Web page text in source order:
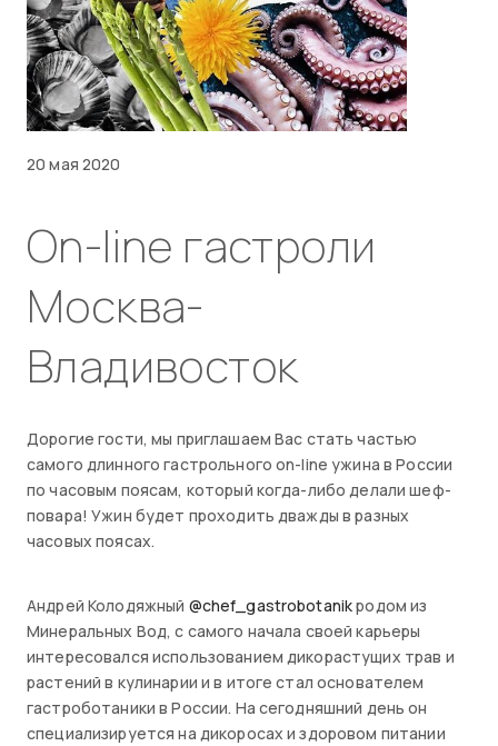
20 мая 2020
On-line гастроли
Москва-
Владивосток
Дорогие гости, мы приглашаем Вас стать частью
самого длинного гастрольного on-line ужина в России
по часовым поясам, который когда-либо делали шеф-
повара! Ужин будет проходить дважды в разных
часовых поясах.
Андрей Колодяжный @chef_gastrobotanikродом из
Минеральных Вод, с самого начала своей карьеры
интересовался использованием дикорастущих трав и
растений в кулинарии и в итоге стал основателем
гастроботаники в России. На сегодняшний день он
специализируется на дикоросах и здоровом питании